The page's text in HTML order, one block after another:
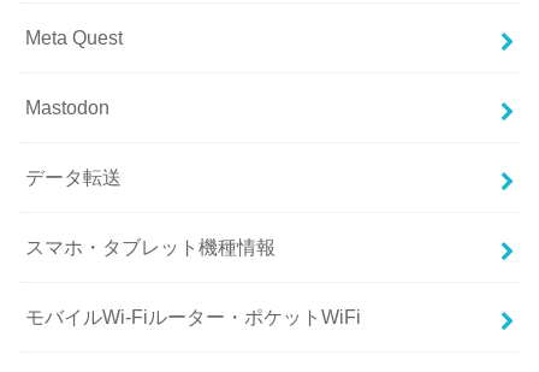
Meta Quest
Mastodon
データ転送
スマホ・タブレット機種情報
モバイルWi-Fiルーター・ポケットWiFi